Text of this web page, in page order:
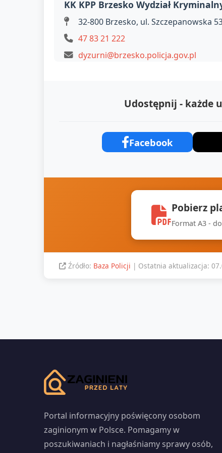
KK KPP Brzesko Wydział
32-800 Brzesko, ul. Szczepanowska
47 83 21 222
dyzurni@brzesko.policja.gov.pl
Udostępnij - każde
Facebook
Pobierz
Format A3 -
Źródło: Baza Policji | Ostatnia aktualizacja:
Portal informacyjny poświęcony osobom
zaginionym w Polsce. Pomagamy w
poszukiwaniach i nagłaśniamy sprawy osób,